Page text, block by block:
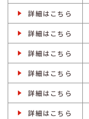
詳細はこちら
詳細はこちら
詳細はこちら
詳細はこちら
詳細はこちら
詳細はこちら